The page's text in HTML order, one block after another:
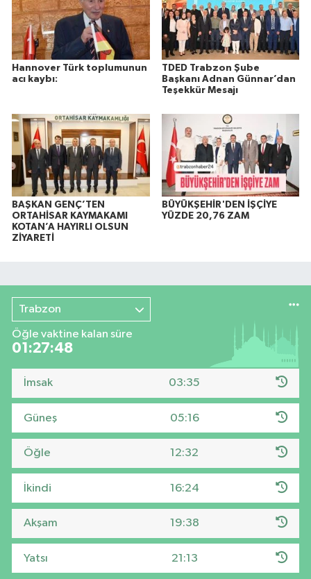
Hannover Türk toplumunun
acı kaybı:
TDED Trabzon Şube
Başkanı Adnan Günnar’dan
Teşekkür Mesajı
BAŞKAN GENÇ’TEN
ORTAHİSAR KAYMAKAMI
KOTAN’A HAYIRLI OLSUN
ZİYARETİ
BÜYÜKŞEHİR'DEN İŞÇİYE
YÜZDE 20,76 ZAM
Trabzon
Öğle vaktine kalan süre
01:27:47
İmsak 03:35
Güneş 05:16
Öğle 12:32
İkindi 16:24
Akşam 19:38
Yatsı 21:13